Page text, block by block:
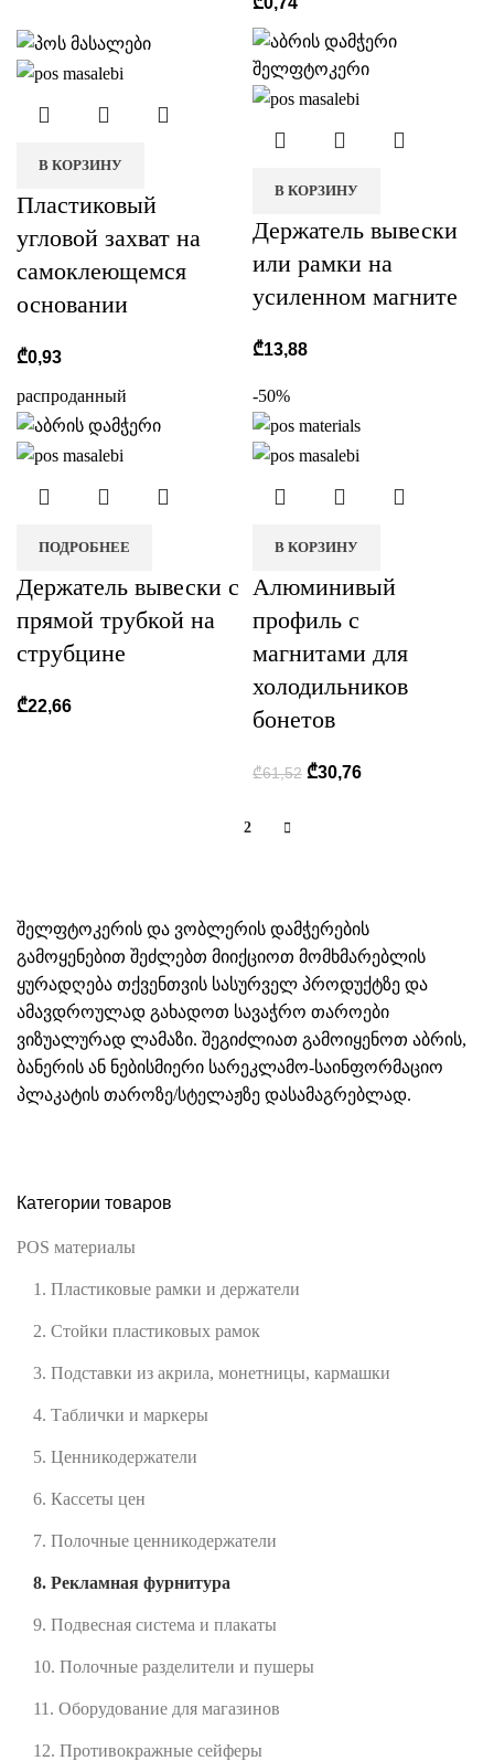
Категории товаров
POS материалы
1. Пластиковые рамки и держатели
2. Стойки пластиковых рамок
3. Подставки из акрила, монетницы, кармашки
4. Таблички и маркеры
5. Ценникодержатели
6. Кассеты цен
7. Полочные ценникодержатели
8. Рекламная фурнитура
9. Подвесная система и плакаты
10. Полочные разделители и пушеры
11. Оборудование для магазинов
12. Противокражные сейферы
В КОРЗИНУ
Пластиковый
угловой захват на
самоклеющемся
основании
₾0,93
В КОРЗИНУ
Держатель вывески
или рамки на
усиленном магните
₾13,88
распроданный
ПОДРОБНЕЕ
Держатель вывески с
прямой трубкой на
струбцине
₾22,66
-50%
В КОРЗИНУ
Алюминивый
профиль с
магнитами для
холодильников
бонетов
₾61,52 ₾30,76
2
შელფტოკერის და ვობლერის დამჭერების
გამოყენებით შეძლებთ მიიქციოთ მომხმარებლის
ყურადღება თქვენთვის სასურველ პროდუქტზე და
ამავდროულად გახადოთ სავაჭრო თაროები
ვიზუალურად ლამაზი. შეგიძლიათ გამოიყენოთ აბრის,
ბანერის ან ნებისმიერი სარეკლამო-საინფორმაციო
პლაკატის თაროზე/სტელაჟზე დასამაგრებლად.